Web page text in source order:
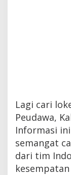
Lagi cari
Peudawa,
Informasi
semangat
dari tim